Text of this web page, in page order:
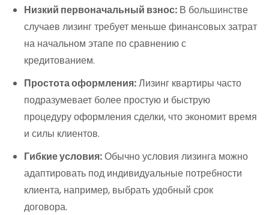
Низкий первоначальный взнос: В большинстве
случаев лизинг требует меньше финансовых затрат
на начальном этапе по сравнению с
кредитованием.
Простота оформления:Лизинг квартиры часто
подразумевает более простую и быструю
процедуру оформления сделки, что экономит время
и силы клиентов.
Гибкие условия:Обычно условия лизинга можно
адаптировать под индивидуальные потребности
клиента, например, выбрать удобный срок
договора.